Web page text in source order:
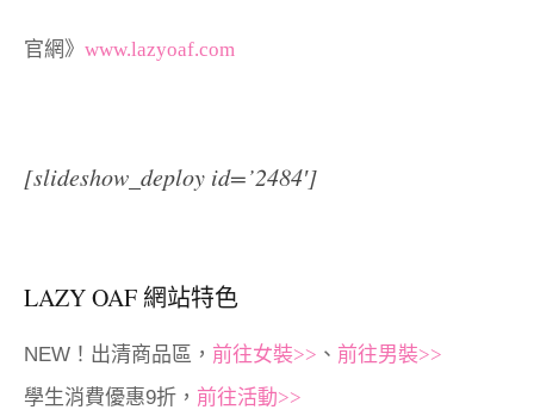
官網》 www.lazyoaf.com
[slideshow_deploy id=’2484′]
LAZY OAF 網站特色
NEW！出清商品區， 前往女裝>> 、 前往男裝>>
學生消費優惠9折， 前往活動>>